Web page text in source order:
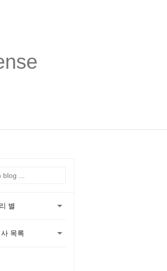
별 
목록 